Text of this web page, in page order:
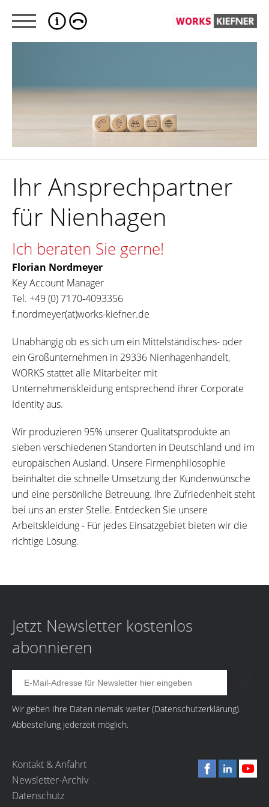
Ihr Ansprechpartner
für Nienhagen
Ich beraten Sie gerne!
Florian Nordmeyer
Key Account Manager
Tel. +49 (0) 7170‐4093356
f.nordmeyer(at)works-kiefner.de
Unabhängig ob es sich um ein Mittelständisches- oder
ein Großunternehmen in 29336 Nienhagenhandelt,
WORKS stattet alle Mitarbeiter mit
Unternehmenskleidung entsprechend ihrer Corporate
Identity aus.
Wir produzieren 95% unserer Qualitätsprodukte an
sieben verschiedenen Standorten in Deutschland und im
europäischen Ausland. Unsere Firmenphilosophie
beinhaltet die schnelle Umsetzung der Kundenwünsche
und eine persönliche Betreuung. Ihre Zufriedenheit steht
bei uns an erster Stelle. Entdecken Sie unsere
Arbeitskleidung - Für jedes Einsatzgebiet bieten wir die
richtige Lösung.
Jetzt Newsletter kostenlos
abonnieren
Wir geben Ihre Daten niemals weiter (Datenschutzerklärung).
Abbestellung jederzeit möglich.
Kontakt & Anfahrt
Newsletter-Archiv
Datenschutz